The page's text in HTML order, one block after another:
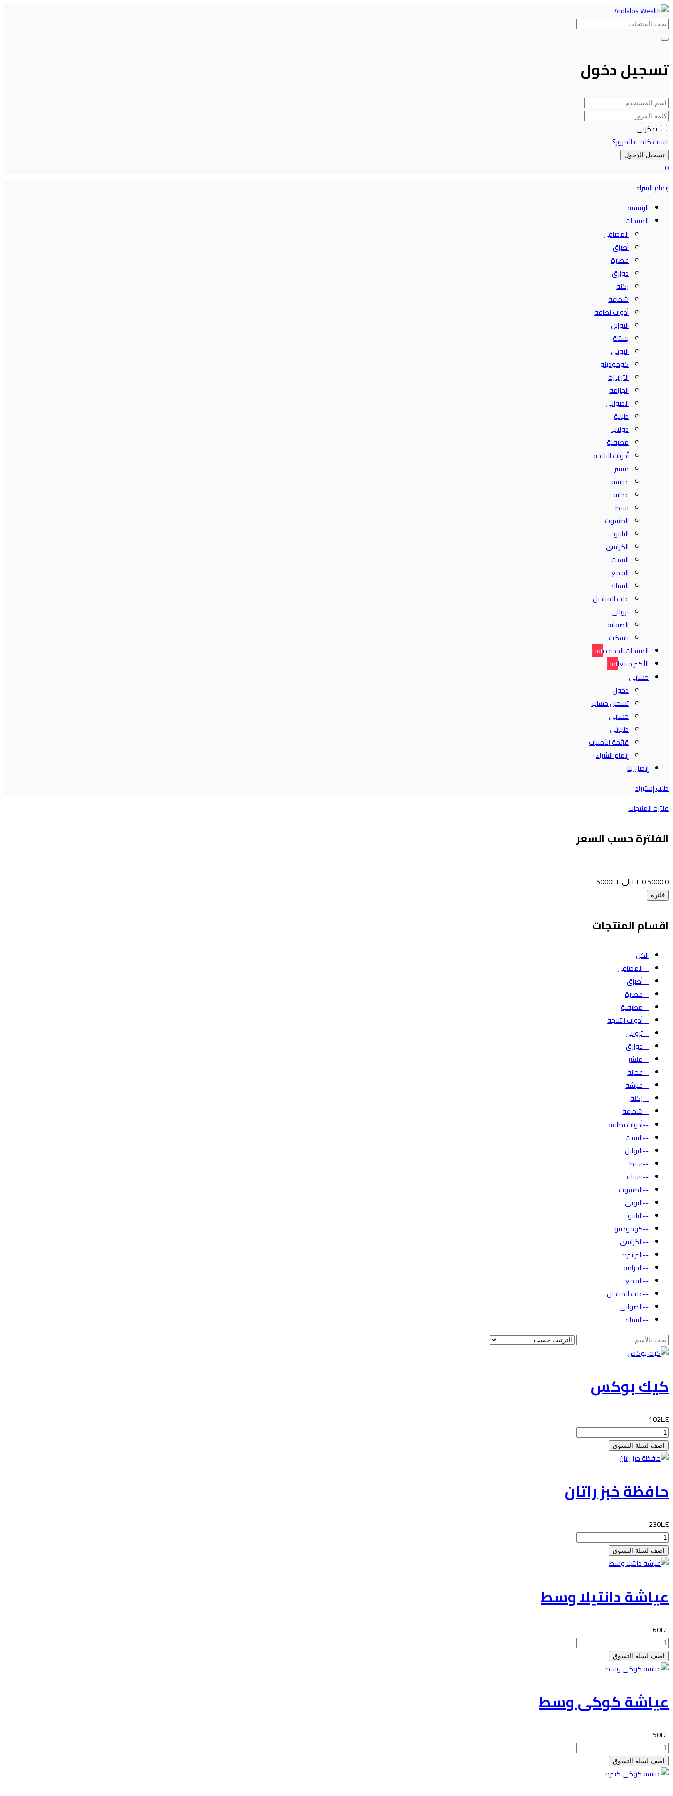
تسجيل دخول
تذكرني
نسيت كلمـة المرور؟
تسجيل الدخول
0
إتمام الشراء
الرئيسية
المنتجات
المصافى
أطباق
عصارة
دوارق
ركنة
شماعة
أدوات نظافة
التوابل
بستلة
البوتى
كومودينو
الترابيزة
الجزامة
الصوانى
طبلية
دولاب
مطبقية
أدوات الثلاجة
منشر
عياشة
عجانة
شنط
الطشوت
البانيو
الكراسى
السبت
القمع
الستاند
علب المناديل
تروللى
الصفاية
باسكت
المنتجات الجديدةHot
الأكثر مبيعاHot
حسابى
دخول
تسجيل حساب
حسابى
طلباتى
قائمة الأمنيات
إتمام الشراء
إتصل بنا
طلب إستيراد
فلترة المنتجات
الفلترة حسب السعر
0
5000
0
5000L.E
اقسام المنتجات
الكل
--المصافى
--أطباق
--عصارة
--مطبقية
--أدوات الثلاجة
--تروللى
--دوارق
--منشر
--عجانة
--عياشة
--ركنة
--شماعة
--أدوات نظافة
--السبت
--التوابل
--شنط
--بستلة
--الطشوت
--البوتى
--البانيو
--كومودينو
--الكراسى
--الترابيزة
--الجزامة
--القمع
--علب المناديل
--الصوانى
--الستاند
كيك بوكس
102L.E
حافظة خبز راتان
230L.E
عياشة دانتيلا وسط
60L.E
عياشة كوكى وسط
50L.E